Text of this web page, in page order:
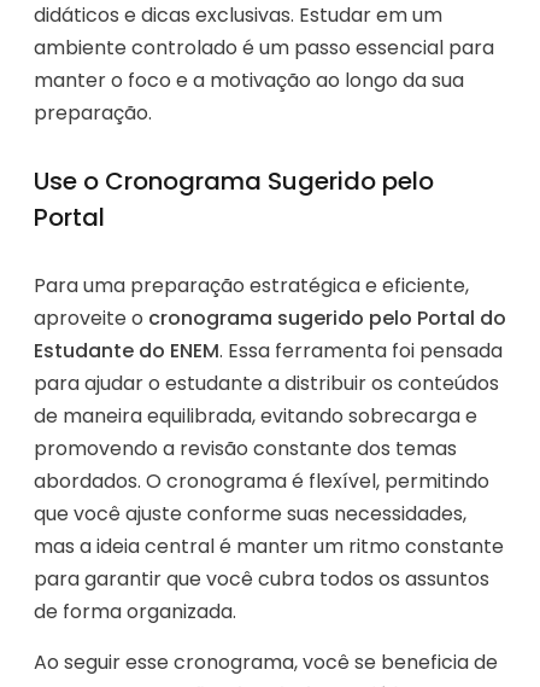
didáticos e dicas exclusivas. Estudar em um
ambiente controlado é um passo essencial para
manter o foco e a motivação ao longo da sua
preparação.
Use o Cronograma Sugerido pelo
Portal
Para uma preparação estratégica e eficiente,
aproveite o cronograma sugerido pelo Portal do
Estudante do ENEM. Essa ferramenta foi pensada
para ajudar o estudante a distribuir os conteúdos
de maneira equilibrada, evitando sobrecarga e
promovendo a revisão constante dos temas
abordados. O cronograma é flexível, permitindo
que você ajuste conforme suas necessidades,
mas a ideia central é manter um ritmo constante
para garantir que você cubra todos os assuntos
de forma organizada.
Ao seguir esse cronograma, você se beneficia de